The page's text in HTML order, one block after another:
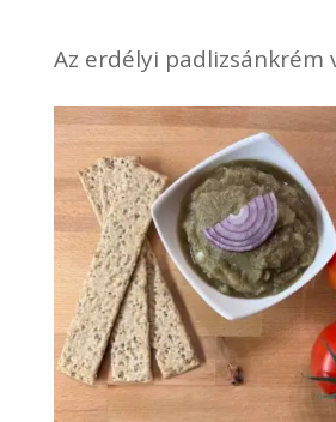
Az erdélyi padlizsánkrém